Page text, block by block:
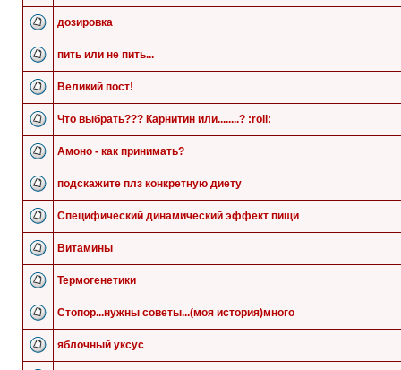
дозировка
пить или не пить...
Великий пост!
Что выбрать??? Карнитин или........? :roll:
Амоно - как принимать?
подскажите плз конкретную диету
Специфический динамический эффект пищи
Витамины
Термогенетики
Стопор...нужны советы...(моя история)много
яблочный уксус